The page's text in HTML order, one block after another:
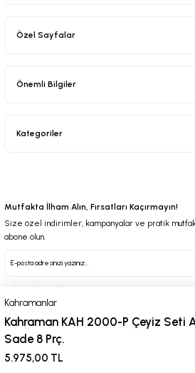
Kahramanlar
Kahraman KAH 2000-P Çeyiz Seti
Sade 8 Prç.
5.975,00 TL
Özel Sayfalar
Önemli Bilgiler
Kategoriler
Mutfakta İlham Alın, Fırsatları Kaçırmayın!
Size özel indirimler, kampanyalar ve pratik
abone olun.
© 2025 Tüm Hakları Saklıdır. Kredi kartı bilgileriniz 256bit SSL